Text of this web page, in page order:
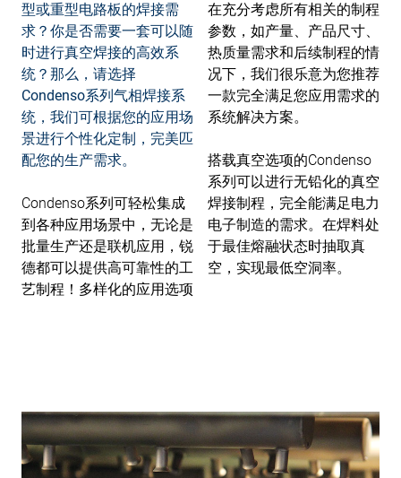
型或重型电路板的焊接需
求？你是否需要一套可以随
时进行真空焊接的高效系
统？那么，请选择
Condenso系列气相焊接系
统，我们可根据您的应用场
景进行个性化定制，完美匹
配您的生产需求。
Condenso系列可轻松集成
到各种应用场景中，无论是
批量生产还是联机应用，锐
德都可以提供高可靠性的工
艺制程！多样化的应用选项
在充分考虑所有相关的制程
参数，如产量、产品尺寸、
热质量需求和后续制程的情
况下，我们很乐意为您推荐
一款完全满足您应用需求的
系统解决方案。
搭载真空选项的Condenso
系列可以进行无铅化的真空
焊接制程，完全能满足电力
电子制造的需求。在焊料处
于最佳熔融状态时抽取真
空，实现最低空洞率。